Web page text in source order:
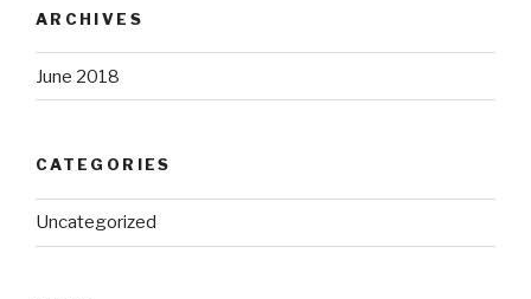
ARCHIVES
June 2018
CATEGORIES
Uncategorized